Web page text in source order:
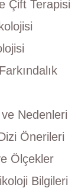
Çift Terapisi
Nedenleri
Önerileri
Ölçekler
Bilgileri